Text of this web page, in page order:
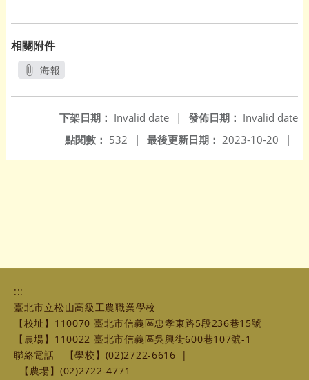
相關附件
海報
發佈日期： Invalid date
下架日期： Invalid date
|
最後更新日期： 2023-10-20 |
點閱數： 532 |
:::
臺北市立松山高級工農職業學校
【校址】110070 臺北市信義區忠孝東路5段236巷15號
【農場】110022 臺北市信義區吳興街600巷107號-1
聯絡電話
【學校】(02)2722-6616
|
【農場】(02)2722-4771